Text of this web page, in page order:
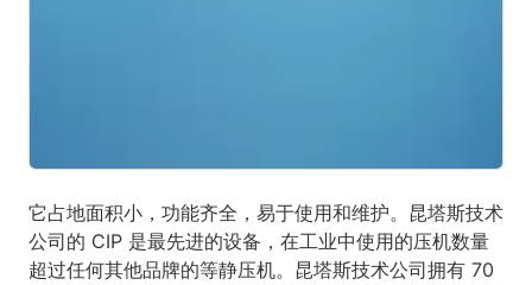
它占地面积小，功能齐全，易于使用和维护。昆塔斯技术
公司的 CIP 是最先进的设备，在工业中使用的压机数量
超过任何其他品牌的等静压机。昆塔斯技术公司拥有 70